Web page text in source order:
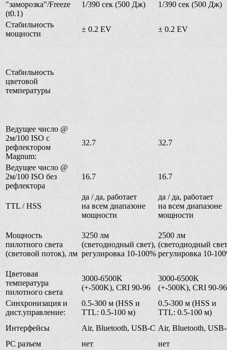
"заморозка"/Freeze
(t0.1)
1/390 сек (500 Дж) 1/390 сек (500 Дж)
Стабильность
мощности
± 0.2 EV ± 0.2 EV
Стабильность
цветовой
температуры
Ведущее число @
2м/100 ISO с
рефлектором
Magnum:
32.7 32.7
Ведущее число @
2м/100 ISO без
рефлектора
16.7 16.7
TTL / HSS
да / да, работает
на всем диапазоне
мощности
да / да, работает
на всем диапазоне
мощности
Мощность
пилотного света
(световой поток), лм
3250 лм
(светодиодный свет),
регулировка 10-100%
2500 лм
(светодиодный
регулировка 10-
Цветовая
температура
пилотного света
3000-6500K
(+-500K), CRI 90-96
3000-6500K
(+-500K), CRI 90-96
Синхронизация и
дист.управление:
0.5-300 м (HSS и
TTL: 0.5-100 м)
0.5-300 м (HSS и
TTL: 0.5-100 м)
Интерфейсы
Air, Bluetooth, USB-C Air, Bluetooth,
PC разъем
нет нет